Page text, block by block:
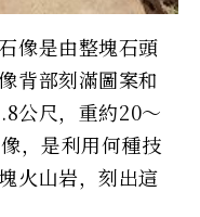
像是由整塊石頭
背部刻滿圖案和
公尺，重約20～
，是利用何種技
火山岩，刻出這